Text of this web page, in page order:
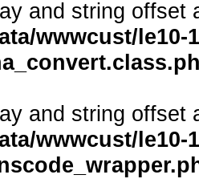
and string offset
wwwcust/
and string offset
wwwcust/